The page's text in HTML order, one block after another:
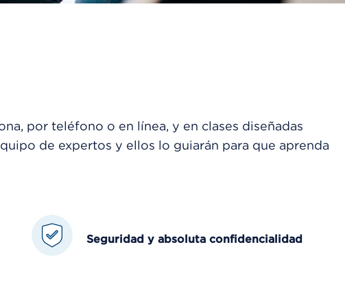
por teléfono o en línea, y en clases diseñadas
de expertos y ellos lo guiarán para que aprenda
Seguridad y absoluta confidencialidad